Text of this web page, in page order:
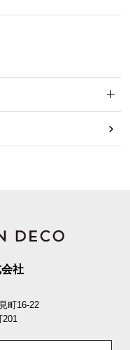
イトを置いたり、
ドサイズです。
社
町16-22
201